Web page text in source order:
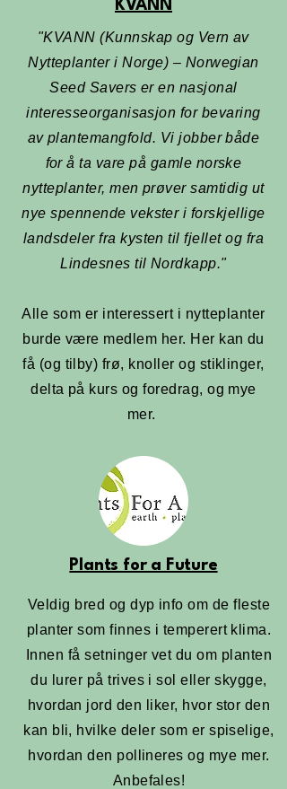
KVANN
"KVANN (Kunnskap og Vern av
Nytteplanter i Norge) – Norwegian
Seed Savers er en nasjonal
interesseorganisasjon for bevaring
av plantemangfold. Vi jobber både
for å ta vare på gamle norske
nytteplanter, men prøver samtidig ut
nye spennende vekster i forskjellige
landsdeler fra kysten til fjellet og fra
Lindesnes til Nordkapp."
Alle som er interessert i nytteplanter
burde være medlem her. Her kan du
få (og tilby) frø, knoller og stiklinger,
delta på kurs og foredrag, og mye
mer.
Plants for a Future
Veldig bred og dyp info om de fleste
planter som finnes i temperert klima.
Innen få setninger vet du om planten
du lurer på trives i sol eller skygge,
hvordan jord den liker, hvor stor den
kan bli, hvilke deler som er spiselige,
hvordan den pollineres og mye mer.
Anbefales!